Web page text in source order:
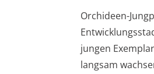
Orchideen-
jungen
langsam